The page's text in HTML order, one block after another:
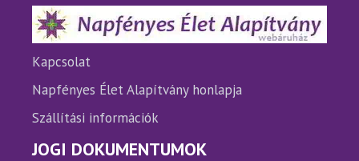
termékoldalon
választhatók
ki
ki
Kapcsolat
Napfényes Élet Alapítvány honlapja
Szállítási információk
JOGI DOKUMENTUMOK